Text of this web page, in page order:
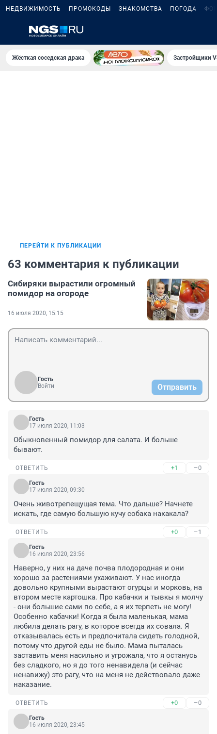
НЕДВИЖИМОСТЬ ПРОМОКОДЫ ЗНАКОМСТВА ПОГОДА
Жёсткая соседская драка Застройщики
ПЕРЕЙТИ К ПУБЛИКАЦИИ
63 комментария к публикации
Сибиряки вырастили огромный
помидор на огороде
16 июля 2020, 15:15
Гость
Войти
Отправить
Гость
17 июля 2020, 11:03
Обыкновенный помидор для салата. И больше
бывают.
ОТВЕТИТЬ +1 –0
Гость
17 июля 2020, 09:30
Очень животрепещущая тема. Что дальше? Начнете
искать, где самую большую кучу собака накакала?
ОТВЕТИТЬ +0 –1
Гость
16 июля 2020, 23:56
Наверно, у них на даче почва плодородная и они
хорошо за растениями ухаживают. У нас иногда
довольно крупными вырастают огурцы и морковь, на
втором месте картошка. Про кабачки и тывкы я молчу
- они большие сами по себе, а я их терпеть не могу!
Особенно кабачки! Когда я была маленькая, мама
любила делать рагу, в которое всегда их совала. Я
отказывалась есть и предпочитала сидеть голодной,
потому что другой еды не было. Мама пыталась
заставить меня насильно и угрожала, что я останусь
без сладкого, но я до того ненавидела (и сейчас
ненавижу) это рагу, что на меня не действовало даже
наказание.
ОТВЕТИТЬ +0 –0
Гость
16 июля 2020, 23:45